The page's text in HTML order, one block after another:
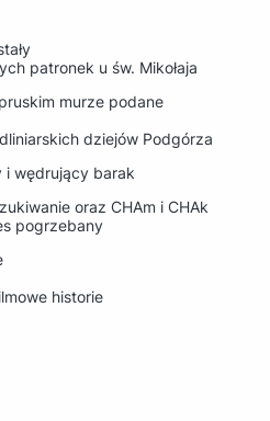
patronek u św. Mikołaja
murze podane
dziejów Podgórza
wędrujący barak
oraz CHAm i CHAk
pogrzebany
historie